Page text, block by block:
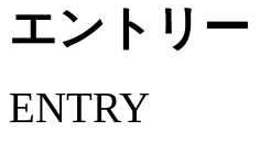
エントリー
ENTRY